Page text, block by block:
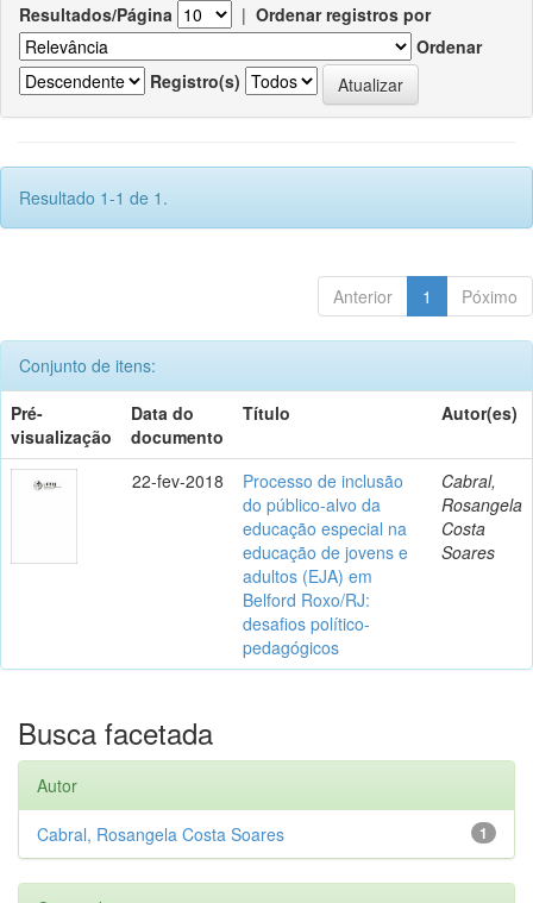
Resultados/Página | Ordenar registros por
Ordenar
Registro(s)
Resultado 1-1 de 1.
Anterior 1 Póximo
Conjunto de itens:
Pré-
visualização
Data do
documento
Título Autor(es)
22-fev-2018
Processo de inclusão
do público-alvo da
educação especial na
educação de jovens e
adultos (EJA) em
Belford Roxo/RJ:
desafios político-
pedagógicos
Cabral,
Rosangela
Costa
Soares
Busca facetada
Autor
1
Cabral, Rosangela Costa Soares